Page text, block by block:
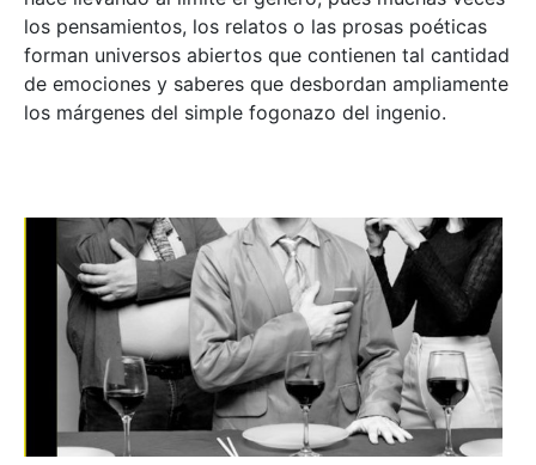
los pensamientos, los relatos o las prosas poéticas
forman universos abiertos que contienen tal cantidad
de emociones y saberes que desbordan ampliamente
los márgenes del simple fogonazo del ingenio.